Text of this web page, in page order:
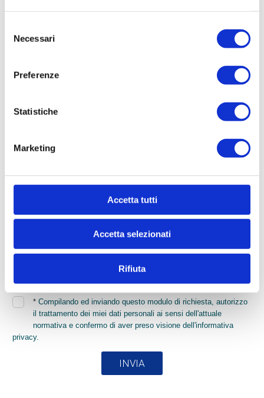
delNecessari
Preferenze
Statistiche
Marketing
Accetta tutti
Accetta selezionati
Rifiuta
* Nome
* Email
* Di quali informazioni hai bisogno?
*Compilando ed inviando questo modulo di richiesta, autorizzo
il trattamento dei miei dati personali ai sensi dell'attuale
normativa e confermo di aver preso visione dell'informativa
privacy.
INVIA